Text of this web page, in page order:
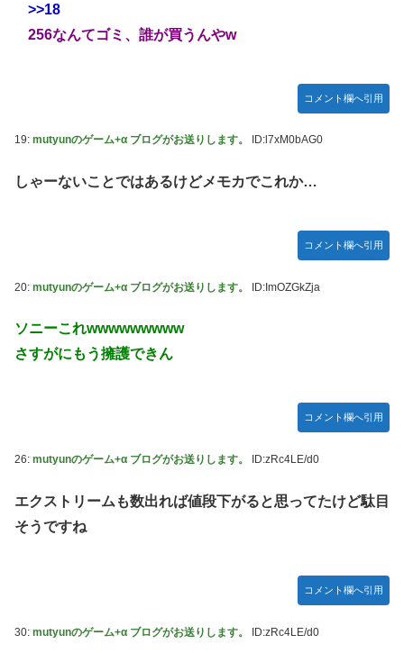
>>18
256なんてゴミ、誰が買うんやw
コメント欄へ引用
19: mutyunのゲーム+α ブログがお送りします。 ID:l7xM0bAG0
しゃーないことではあるけどメモカでこれか…
コメント欄へ引用
20: mutyunのゲーム+α ブログがお送りします。 ID:ImOZGkZja
ソニーこれwwwwwwwww
さすがにもう擁護できん
コメント欄へ引用
26: mutyunのゲーム+α ブログがお送りします。 ID:zRc4LE/d0
エクストリームも数出れば値段下がると思ってたけど駄目
そうですね
コメント欄へ引用
30: mutyunのゲーム+α ブログがお送りします。 ID:zRc4LE/d0